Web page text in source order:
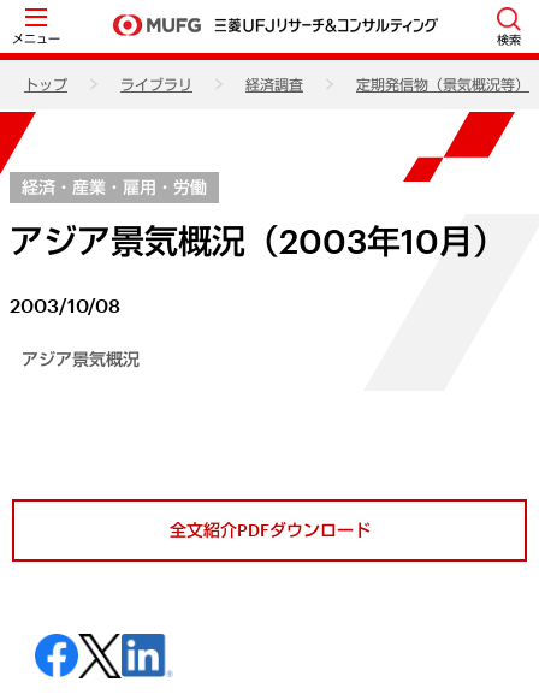
メニュー 検索
トップ ライブラリ 経済調査 定期発信物（景気概況等）
経済・産業・雇用・労働
アジア景気概況（2003年10月）
2003/10/08
アジア景気概況
全文紹介PDFダウンロード